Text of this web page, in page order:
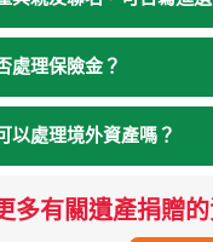
處理保險金？
以處理境外資產嗎？
多有關遺產捐贈的